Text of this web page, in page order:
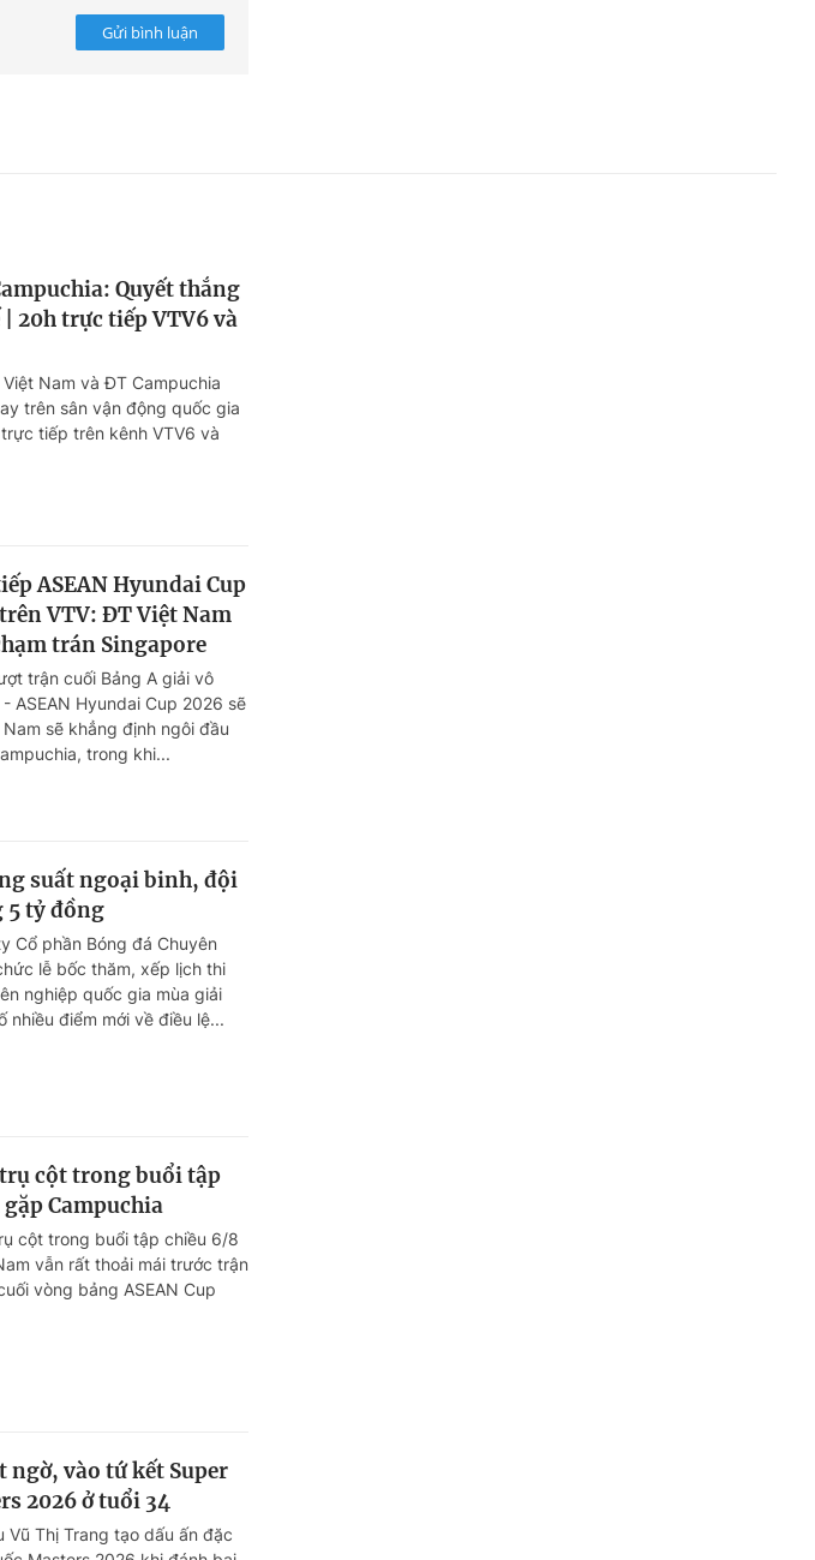
Gửi bình luận
Quyết thắng
20h trực tiếp VTV6 và
Nam và ĐT Campuchia
trên sân vận động quốc gia
tiếp trên kênh VTV6 và
ASEAN Hyundai Cup
VTV: ĐT Việt Nam
trán Singapore
trận cuối Bảng A giải vô
ASEAN Hyundai Cup 2026 sẽ
sẽ khẳng định ngôi đầu
trong khi...
suất ngoại binh, đội
5 tỷ đồng
Cổ phần Bóng đá Chuyên
lễ bốc thăm, xếp lịch thi
nghiệp quốc gia mùa giải
nhiều điểm mới về điều lệ...
cột trong buổi tập
Campuchia
cột trong buổi tập chiều 6/8
vẫn rất thoải mái trước trận
vòng bảng ASEAN Cup
ngờ, vào tứ kết Super
2026 ở tuổi 34
Thị Trang tạo dấu ấn đặc